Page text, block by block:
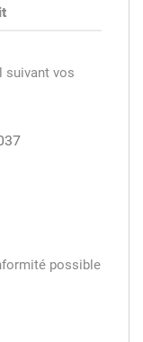
suivant vos
possible